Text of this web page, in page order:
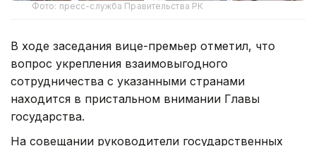
Фото: пресс-служба Правительства РК
В ходе заседания вице-премьер отметил, что
вопрос укрепления взаимовыгодного
сотрудничества с указанными странами
находится в пристальном внимании Главы
государства.
На совещании руководители государственных